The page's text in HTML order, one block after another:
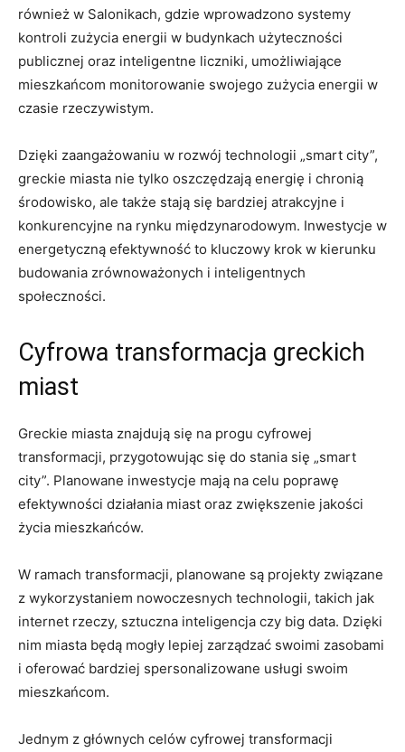
również w Salonikach, gdzie wprowadzono systemy
kontroli zużycia energii w budynkach użyteczności
publicznej oraz inteligentne liczniki, umożliwiające
mieszkańcom monitorowanie swojego zużycia energii w
czasie rzeczywistym.
Dzięki zaangażowaniu w rozwój technologii „smart city”,
greckie miasta nie tylko oszczędzają energię i chronią
środowisko, ale także stają się bardziej atrakcyjne i
konkurencyjne na rynku międzynarodowym. Inwestycje w
energetyczną efektywność to kluczowy krok w kierunku
budowania zrównoważonych i inteligentnych
społeczności.
Cyfrowa transformacja greckich
miast
Greckie miasta znajdują się na progu cyfrowej
transformacji, przygotowując się do stania się „smart
city”. Planowane inwestycje mają na celu poprawę
efektywności działania miast oraz zwiększenie jakości
życia mieszkańców.
W ramach transformacji, planowane są projekty związane
z wykorzystaniem nowoczesnych technologii, takich jak
internet rzeczy, sztuczna inteligencja czy big data. Dzięki
nim miasta będą mogły lepiej zarządzać swoimi zasobami
i oferować bardziej spersonalizowane usługi swoim
mieszkańcom.
Jednym z głównych celów cyfrowej transformacji